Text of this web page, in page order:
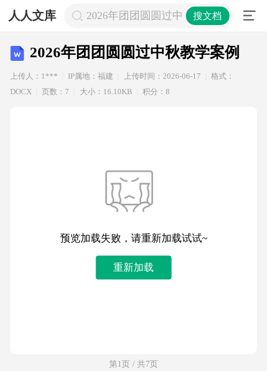
人人文库 2026年团团圆圆过中秋教学案例
搜文档
2026年团团圆圆过中秋教学案例
上传人：1*** IP属地：福建 上传时间：2026-06-17
格式：
DOCX
页数：7 大小：16.10KB 积分：8
预览加载失败，请重新加载试试~
重新加载
第1页 / 共7页